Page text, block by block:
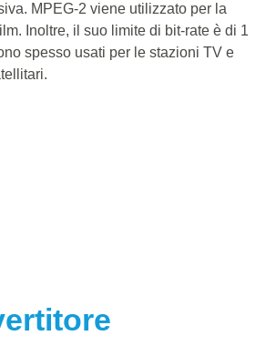
MPEG-2 viene utilizzato per la
Inoltre, il suo limite di bit-rate è di 1
spesso usati per le stazioni TV e